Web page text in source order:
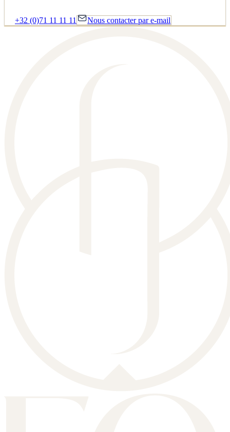
+32 (0)71 11 11 11 Nous contacter par e-mail